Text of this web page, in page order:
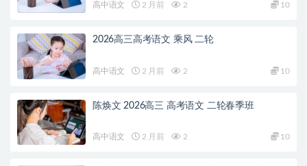
高中语文 2 月前 2 10
2026高三高考语文 乘风 二轮
高中语文 2 月前 2 10
陈焕文 2026高三 高考语文 二轮春季班
高中语文 2 月前 2 10